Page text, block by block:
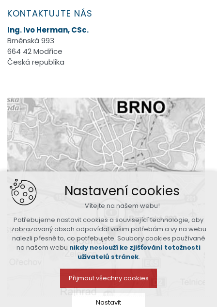
KONTAKTUJTE NÁS
Ing. Ivo Herman, CSc.
Brněnská 993
664 42 Modřice
Česká republika
Nastavení cookies
Vítejte na našem webu!
Potřebujeme nastavit cookies a související technologie, aby
zobrazovaný obsah odpovídal vašim potřebám a vy na webu
nalezli přesně to, co potřebujete. Soubory cookies používané
na našem webu nikdy neslouží ke zjišťování totožnosti
uživatelů stránek.
Přijmout všechny cookies
Nastavit